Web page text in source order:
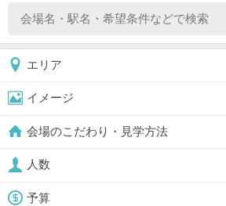
エリア
イメージ
会場のこだわり・見学方法
人数
予算